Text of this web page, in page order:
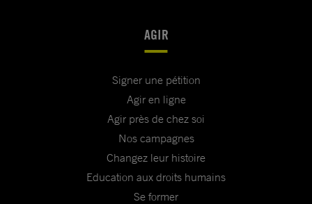
AGIR
Signer une pétition
Agir en ligne
Agir près de chez soi
Nos campagnes
Changez leur histoire
Education aux droits humains
Se former